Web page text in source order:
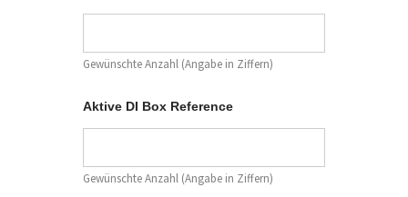
Gewünschte Anzahl (Angabe in Ziffern)
Aktive DI Box Reference
Gewünschte Anzahl (Angabe in Ziffern)